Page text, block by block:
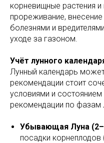
корневищные растения и
прореживание,
болезнями и
уходе за газоном.
Учёт лунного
Лунный календарь
рекомендации стоит
условиями и
рекомендации по фазам
Убывающая Луна
посадки